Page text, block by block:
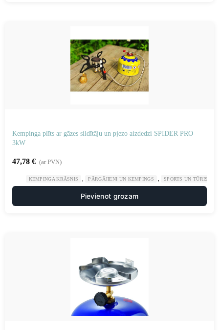
Kempinga plīts ar gāzes sildītāju un pjezo aizdedzi SPIDER PRO
3kW
47,78 € (ar PVN)
KEMPINGA KRĀSNIS PĀRGĀJIENI UN KEMPINGS SPORTS UN TŪRISMS
Pievienot grozam